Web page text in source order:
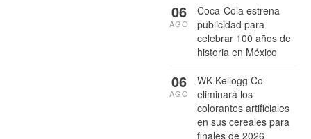
Coca-Cola estrena
publicidad para
celebrar 100 años de
historia en México
06
AGO
WK Kellogg Co
eliminará los
colorantes artificiales
en sus cereales para
finales de 2026
06
AGO